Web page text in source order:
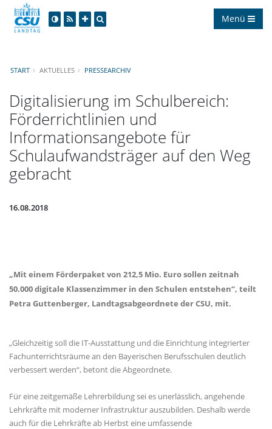
Menü
START AKTUELLES PRESSEARCHIV
Digitalisierung im Schulbereich:
Förderrichtlinien und
Informationsangebote für
Schulaufwandsträger auf den Weg
gebracht
16.08.2018
Mit einem Förderpaket von 212,5 Mio. Euro sollen zeitnah
50.000 digitale Klassenzimmer in den Schulen entstehen“, teilt
Petra Guttenberger, Landtagsabgeordnete der CSU, mit.
Gleichzeitig soll die IT-Ausstattung und die Einrichtung integrierter
Fachunterrichtsräume an den Bayerischen Berufsschulen deutlich
verbessert werden“, betont die Abgeordnete.
Für eine zeitgemäße Lehrerbildung sei es unerlässlich, angehende
Lehrkräfte mit moderner Infrastruktur auszubilden. Deshalb werde
auch für die Lehrkräfte ab Herbst eine umfassende